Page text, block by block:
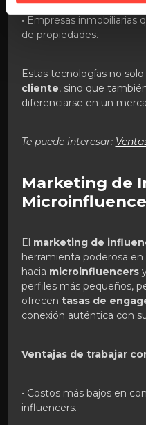
• Empresas inmobiliarias
de propiedades.
Estas tecnologías no
cliente, sino que
diferenciarse en un
Te puede interesar:
Marketing de
El marketing de
herramienta poderosa
hacia microinfluencers
perfiles más pequeños,
ofrecen tasas de
conexión auténtica con
Ventajas de trabajar
• Costos más bajos en
influencers.